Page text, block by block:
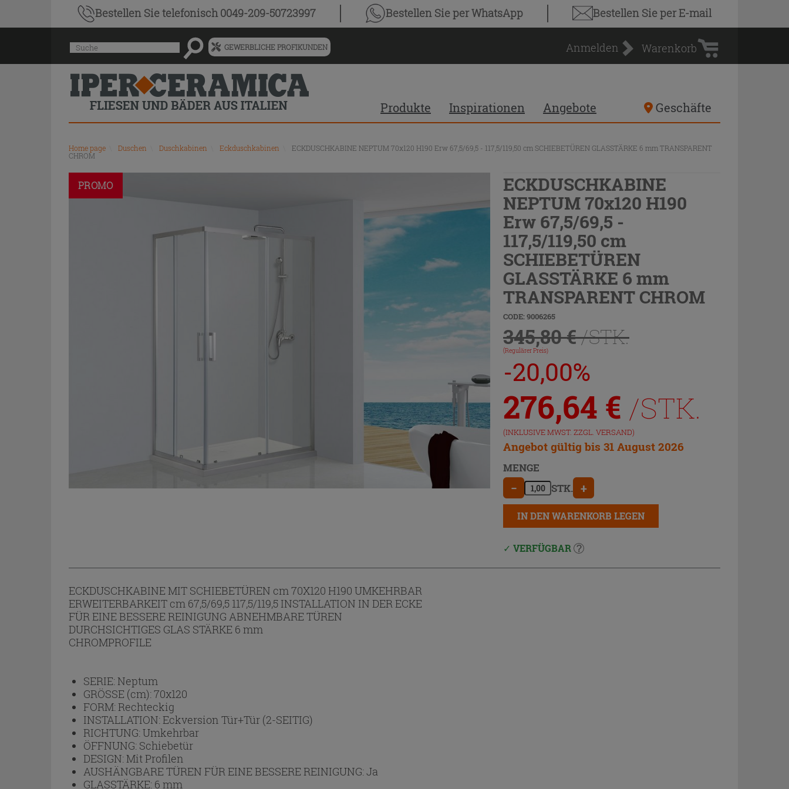
Bestellen Sietelefonisch 0049-209-50723997 Bestellen Sieper WhatsApp Bestellen Sieper E-mail
Menü
für
vorgeschlagenen
Siteinhalt
und
Suchprotokoll
Suche GEWERBLICHE PROFIKUNDEN Anmelden
Warenkorb
Warenkorb
Produkte Inspirationen Angebote Geschäfte
Home page Duschen Duschkabinen Eckduschkabinen
ECKDUSCHKABINE NEPTUM 70x120 H190 Erw 67,5/69,5 - 117,5/119,50 cm SCHIEBETÜREN GLASSTÄRKE 6 mm TRANSPARENT
CHROM
PROMO
ECKDUSCHKABINE
NEPTUM 70x120 H190
Erw 67,5/69,5 -
117,5/119,50 cm
SCHIEBETÜREN
GLASSTÄRKE 6 mm
TRANSPARENT CHROM
CODE: 9006265
345,80 €/STK.
(Regulärer Preis)
-20,00%
276,64 € /STK.
(INKLUSIVE MWST. ZZGL. VERSAND)
Angebot gültig bis 31 August 2026
MENGE
− STK. +
IN DEN WARENKORB LEGEN
VERFÜGBAR
ECKDUSCHKABINE MIT SCHIEBETÜREN cm 70X120 H190 UMKEHRBAR
ERWEITERBARKEIT cm 67,5/69,5 117,5/119,5 INSTALLATION IN DER ECKE
FÜR EINE BESSERE REINIGUNG ABNEHMBARE TÜREN
DURCHSICHTIGES GLAS STÄRKE 6 mm
CHROMPROFILE
SERIE:Neptum
GRÖSSE (cm):70x120
FORM:Rechteckig
INSTALLATION:Eckversion Tür+Tür (2-SEITIG)
RICHTUNG:Umkehrbar
ÖFFNUNG: Schiebetür
DESIGN:Mit Profilen
AUSHÄNGBARE TÜREN FÜR EINE BESSERE REINIGUNG:Ja
GLASSTÄRKE: 6 mm